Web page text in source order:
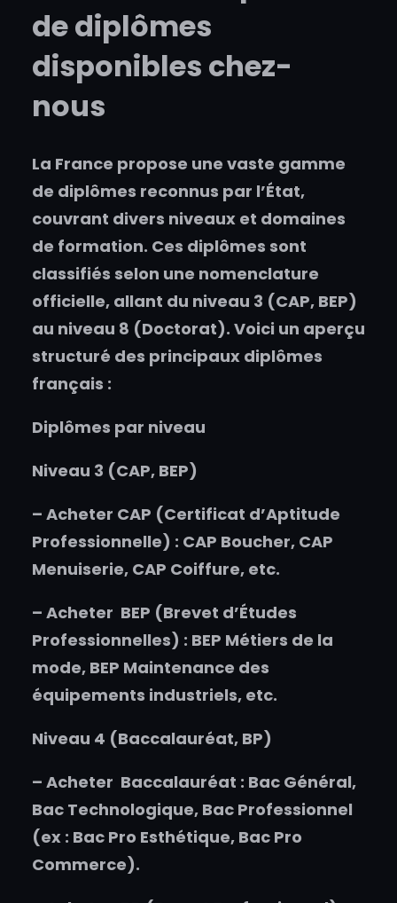
de diplômes
disponibles chez-
nous
La France propose une vaste gamme
de diplômes reconnus par l’État,
couvrant divers niveaux et domaines
de formation. Ces diplômes sont
classifiés selon une nomenclature
officielle, allant du niveau 3 (CAP, BEP)
au niveau 8 (Doctorat). Voici un aperçu
structuré des principaux diplômes
français :
Diplômes par niveau
Niveau 3 (CAP, BEP)
– Acheter CAP (Certificat d’Aptitude
Professionnelle) : CAP Boucher, CAP
Menuiserie, CAP Coiffure, etc.
– Acheter BEP (Brevet d’Études
Professionnelles) : BEP Métiers de la
mode, BEP Maintenance des
équipements industriels, etc.
Niveau 4 (Baccalauréat, BP)
– Acheter Baccalauréat : Bac Général,
Bac Technologique, Bac Professionnel
(ex : Bac Pro Esthétique, Bac Pro
Commerce).